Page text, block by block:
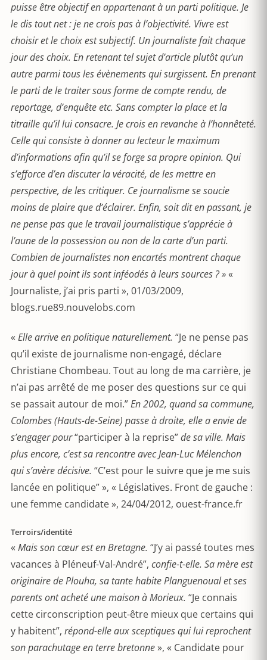
puisse être objectif en appartenant à un parti politique. Je
le dis tout net : je ne crois pas à l’objectivité. Vivre est
choisir et le choix est subjectif. Un journaliste fait chaque
jour des choix. En retenant tel sujet d’article plutôt qu’un
autre parmi tous les évènements qui surgissent. En prenant
le parti de le traiter sous forme de compte rendu, de
reportage, d’enquête etc. Sans compter la place et la
titraille qu’il lui consacre. Je crois en revanche à l’honnêteté.
Celle qui consiste à donner au lecteur le maximum
d’informations afin qu’il se forge sa propre opinion. Qui
s’efforce d’en discuter la véracité, de les mettre en
perspective, de les critiquer. Ce journalisme se soucie
moins de plaire que d’éclairer. Enfin, soit dit en passant, je
ne pense pas que le travail journalistique s’apprécie à
l’aune de la possession ou non de la carte d’un parti.
Combien de journalistes non encartés montrent chaque
jour à quel point ils sont inféodés à leurs sources ? »«
Journaliste, j’ai pris parti », 01/03/2009,
blogs.rue89.nouvelobs.com
« Elle arrive en politique naturellement. “Je ne pense pas
qu’il existe de journalisme non-engagé, déclare
Christiane Chombeau. Tout au long de ma carrière, je
n’ai pas arrêté de me poser des questions sur ce qui
se passait autour de moi.”En 2002, quand sa commune,
Colombes (Hauts-de-Seine) passe à droite, elle a envie de
s’engager pour“participer à la reprise”de sa ville. Mais
plus encore, c’est sa rencontre avec Jean-Luc Mélenchon
qui s’avère décisive. “C’est pour le suivre que je me suis
lancée en politique” », « Législatives. Front de gauche :
une femme candidate », 24/04/2012, ouest-france.fr
Terroirs/identité
« Mais son cœur est en Bretagne. “J’y ai passé toutes mes
vacances à Pléneuf-Val-André”, confie-t-elle. Sa mère est
originaire de Plouha, sa tante habite Planguenoual et ses
parents ont acheté une maison à Morieux. “Je connais
cette circonscription peut-être mieux que certains qui
y habitent”, répond-elle aux sceptiques qui lui reprochent
son parachutage en terre bretonne», « Candidate pour